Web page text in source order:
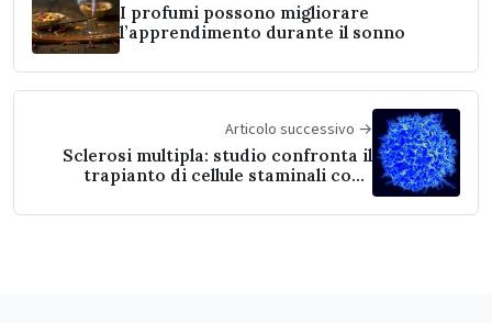
I profumi possono migliorare
l’apprendimento durante il sonno
Articolo successivo →
Sclerosi multipla: studio confronta il
trapianto di cellule staminali con i